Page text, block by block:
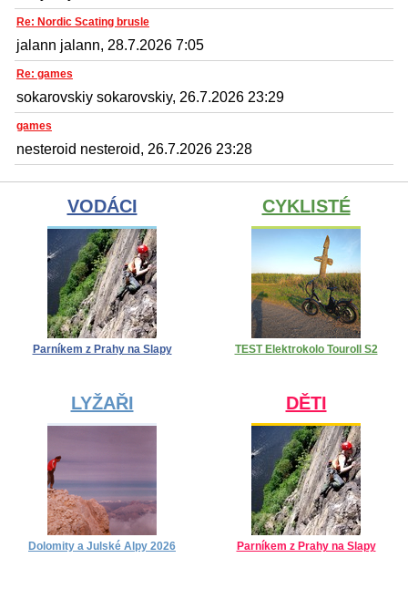
Re: Nordic Scating brusle
jalann jalann, 28.7.2026 7:05
Re: games
sokarovskiy sokarovskiy, 26.7.2026 23:29
games
nesteroid nesteroid, 26.7.2026 23:28
VODÁCI
Parníkem z Prahy na Slapy
CYKLISTÉ
TEST Elektrokolo Touroll S2
LYŽAŘI
Dolomity a Julské Alpy 2026
DĚTI
Parníkem z Prahy na Slapy